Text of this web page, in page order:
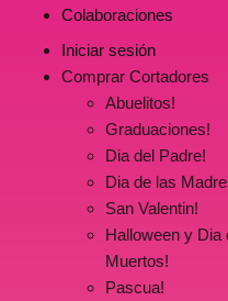
Colaboraciones
Iniciar sesión
Comprar Cortadores
Abuelitos!
Graduaciones!
Dia del Padre!
Dia de las
San Valentin!
Halloween y Dia
Muertos!
Pascua!